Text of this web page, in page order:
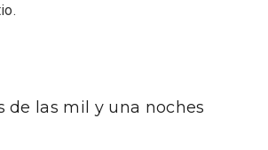
de las mil y una noches
leoneses en Riaño